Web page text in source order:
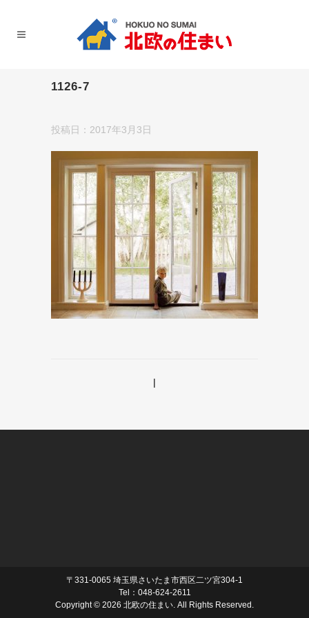
1126-7
投稿日：2017年3月3日
|
〒331-0065 埼玉県さいたま市西区二ツ宮304-1
Tel：048-624-2611
Copyright © 2026 北欧の住まい. All Rights Reserved.